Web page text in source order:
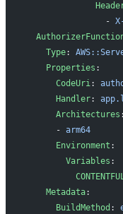
                -
    Type
:
    Properties
:
      CodeUri
:
      Handler
:
      Architectures
:
      -
arm64
      Environment
:
        Variables
:
    Metadata
:
      BuildMethod
: